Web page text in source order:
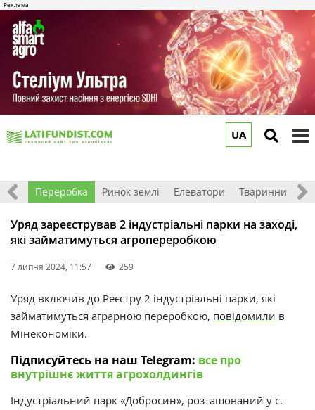
UA
Переробка Ринок землі Елеватори Тваринництво
Уряд зареєстрував 2 індустріальні парки на заході,
які займатимуться агропереробкою
7 липня 2024, 11:57 259
Уряд включив до Реєстру 2 індустріальні парки, які
займатимуться аграрною переробкою, повідомили в
Мінекономіки.
Підписуйтесь на наш Telegram: все про
внутрішнє життя агрохолдингів
Індустріальний парк «Добросин», розташований у с.